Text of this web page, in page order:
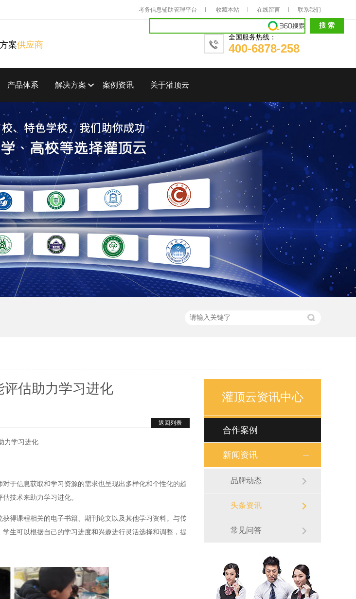
考务信息辅助管理平台 收藏本站 在线留言 联系我们
案供应商
全国服务热线：
400-6878-258
产品体系 解决方案 案例资讯 关于灌顶云
估助力学习进化
返回列表
力学习进化
信息获取和学习资源的需求也呈现出多样化和个性化的趋
技术来助力学习进化。
得课程相关的电子书籍、期刊论文以及其他学习资料。与传
生可以根据自己的学习进度和兴趣进行灵活选择和调整，提
灌顶云资讯中心
合作案例
新闻资讯
品牌动态
头条资讯
常见问答